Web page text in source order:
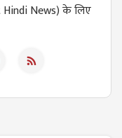
News) के लिए